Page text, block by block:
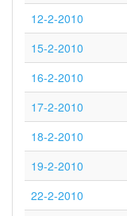
12-2-2010
15-2-2010
16-2-2010
17-2-2010
18-2-2010
19-2-2010
22-2-2010